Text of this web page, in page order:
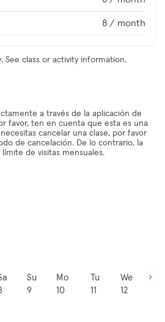
8 / month
See class or activity information.
a través de la aplicación de
favor, ten en cuenta que esta es una
cancelar una clase, por favor
de cancelación. De lo contrario, la
de visitas mensuales.
Su
9
Mo
10
Tu
11
We
12